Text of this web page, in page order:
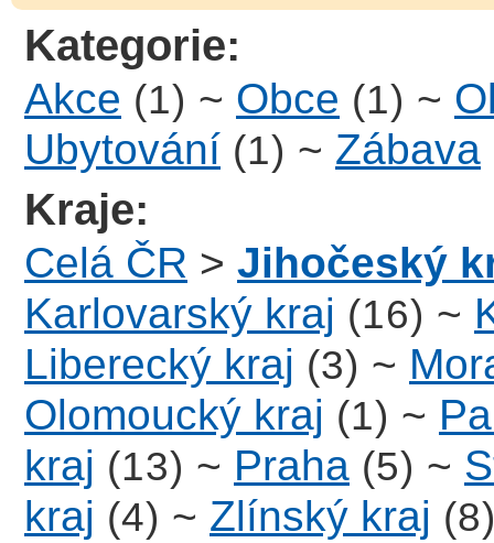
Kategorie:
Akce (1) ~ Obce (1) ~
Ubytování (1) ~ Zábava
Kraje:
Celá ČR > Jihočeský
Karlovarský kraj (16) ~
Liberecký kraj (3) ~
Olomoucký kraj (1) ~
kraj (13) ~ Praha (5) ~
kraj (4) ~ Zlínský kraj